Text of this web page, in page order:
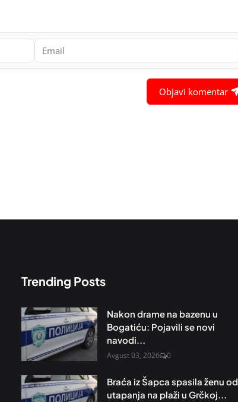
Objavi komentar
Trending Posts
Nakon drame na bazenu u
Bogatiću: Pojavili se novi
navodi...
Avgust 03, 2026 0
Braća iz Šapca spasila ženu od
utapanja na plaži u Grčkoj...